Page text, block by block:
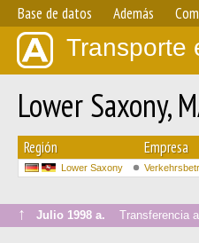
Base de datos Además
Transporte
Lower Saxony,
Región Empresa
Lower Saxony
↑ Julio 1998 a. Transferencia a